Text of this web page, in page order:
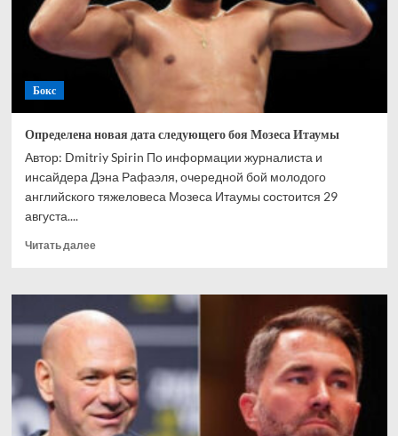
Верхувена
Бокс
Определена новая дата следующего боя Мозеса Итаумы
Автор: Dmitriy Spirin По информации журналиста и
инсайдера Дэна Рафаэля, очередной бой молодого
английского тяжеловеса Мозеса Итаумы состоится 29
августа....
Читать далееПрочитать
Определена
новая
дата
следующего
боя
Мозеса
Итаумы